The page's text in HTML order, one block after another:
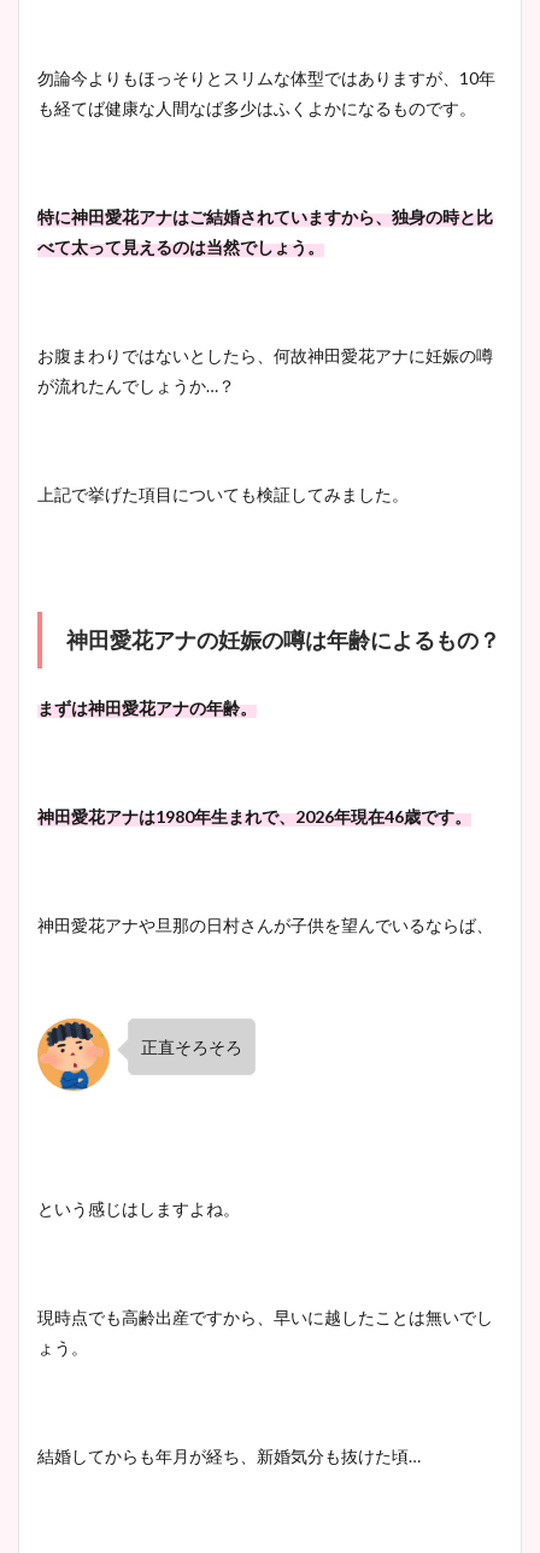
勿論今よりもほっそりとスリムな体型ではありますが、10年
も経てば健康な人間なば多少はふくよかになるものです。
特に神田愛花アナはご結婚されていますから、独身の時と比
べて太って見えるのは当然でしょう。
お腹まわりではないとしたら、何故神田愛花アナに妊娠の噂
が流れたんでしょうか…？
上記で挙げた項目についても検証してみました。
神田愛花アナの妊娠の噂は年齢によるもの？
まずは神田愛花アナの年齢。
神田愛花アナは1980年生まれで、2026年現在46歳です。
神田愛花アナや旦那の日村さんが子供を望んでいるならば、
正直そろそろ
という感じはしますよね。
現時点でも高齢出産ですから、早いに越したことは無いでし
ょう。
結婚してからも年月が経ち、新婚気分も抜けた頃…